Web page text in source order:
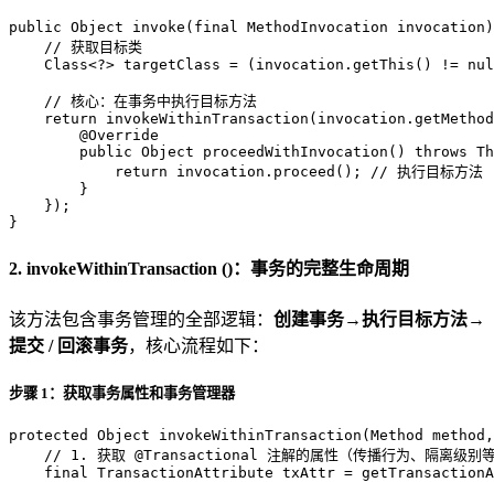
public Object invoke ( final
MethodInvocation invocation)
// 获取目标类
    Class<?> targetClass = (invocation.getThis() !=
// 核心：在事务中执行目标方法
return
@Override
public Object proceedWithInvocation () throws
return invocation.proceed();
// 执行目标方法
        }
    });
}
2. invokeWithinTransaction ()：事务的完整生命周期
该方法包含事务管理的全部逻辑： 创建事务→执行目标方法→
提交 / 回滚事务，核心流程如下：
步骤 1：获取事务属性和事务管理器
protected Object invokeWithinTransaction (Method
// 1. 获取 @Transactional 注解的属性（传播行为、隔离级别
final
TransactionAttribute txAttr =